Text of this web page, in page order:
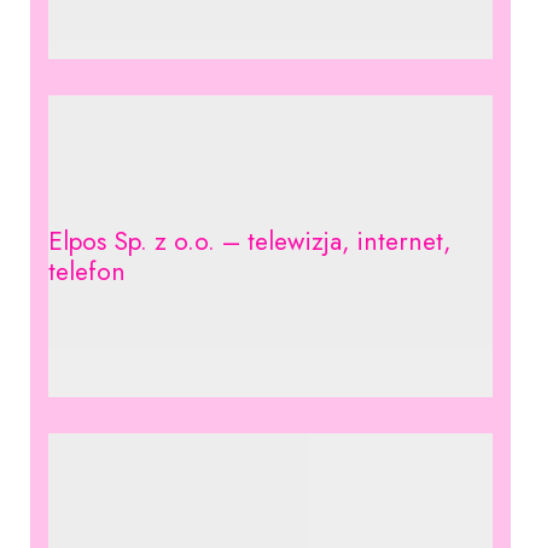
Elpos Sp. z o.o. – telewizja, internet,
telefon